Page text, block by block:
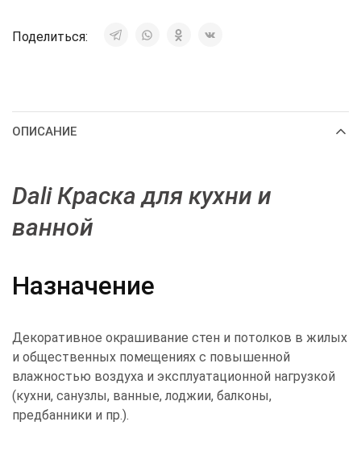
Поделиться:
ОПИСАНИЕ
Dali Краска для кухни и
ванной
Назначение
Декоративное окрашивание стен и потолков в жилых
и общественных помещениях с повышенной
влажностью воздуха и эксплуатационной нагрузкой
(кухни, санузлы, ванные, лоджии, балконы,
предбанники и пр.).